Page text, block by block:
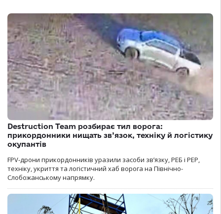
Destruction Team розбирає тил ворога:
прикордонники нищать зв’язок, техніку й логістику
окупантів
FPV-дрони прикордонників уразили засоби зв’язку, РЕБ і РЕР,
техніку, укриття та логістичний хаб ворога на Північно-
Слобожанському напрямку.